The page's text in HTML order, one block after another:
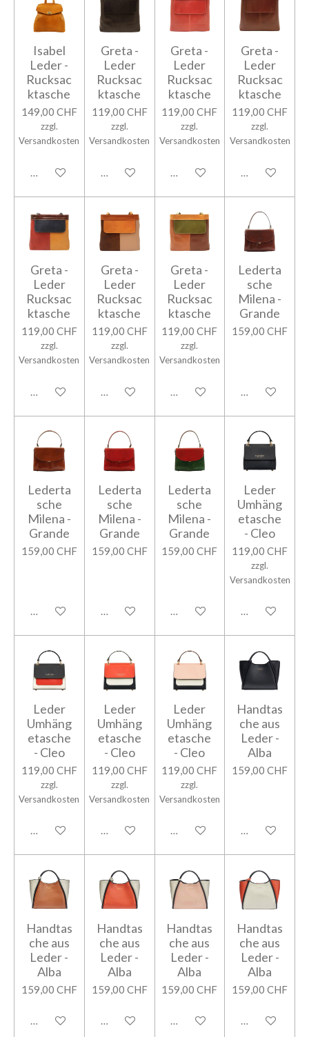
Isabel
Leder -
Rucksac
ktasche
149,00 CHF
zzgl.
Versandkosten
In den Warenkorb
Greta -
Leder
Rucksac
ktasche
119,00 CHF
zzgl.
Versandkosten
In den Warenkorb
Greta -
Leder
Rucksac
ktasche
119,00 CHF
zzgl.
Versandkosten
In den Warenkorb
Greta -
Leder
Rucksac
ktasche
119,00 CHF
zzgl.
Versandkosten
In den
Greta -
Leder
Rucksac
ktasche
119,00 CHF
zzgl.
Versandkosten
In den Warenkorb
Greta -
Leder
Rucksac
ktasche
119,00 CHF
zzgl.
Versandkosten
In den Warenkorb
Greta -
Leder
Rucksac
ktasche
119,00 CHF
zzgl.
Versandkosten
In den Warenkorb
Lederta
sche
Milena -
Grande
159,00 CHF
In den
Lederta
sche
Milena -
Grande
159,00 CHF
In den Warenkorb
Lederta
sche
Milena -
Grande
159,00 CHF
In den Warenkorb
Lederta
sche
Milena -
Grande
159,00 CHF
In den Warenkorb
Leder
Umhäng
etasche
- Cleo
119,00 CHF
zzgl.
Versandkosten
In den
Leder
Umhäng
etasche
- Cleo
119,00 CHF
zzgl.
Versandkosten
In den Warenkorb
Leder
Umhäng
etasche
- Cleo
119,00 CHF
zzgl.
Versandkosten
In den Warenkorb
Leder
Umhäng
etasche
- Cleo
119,00 CHF
zzgl.
Versandkosten
In den Warenkorb
Handtas
che aus
Leder -
Alba
159,00 CHF
In den
Handtas
che aus
Leder -
Alba
159,00 CHF
In den Warenkorb
Handtas
che aus
Leder -
Alba
159,00 CHF
In den Warenkorb
Handtas
che aus
Leder -
Alba
159,00 CHF
In den Warenkorb
Handtas
che aus
Leder -
Alba
159,00 CHF
In den